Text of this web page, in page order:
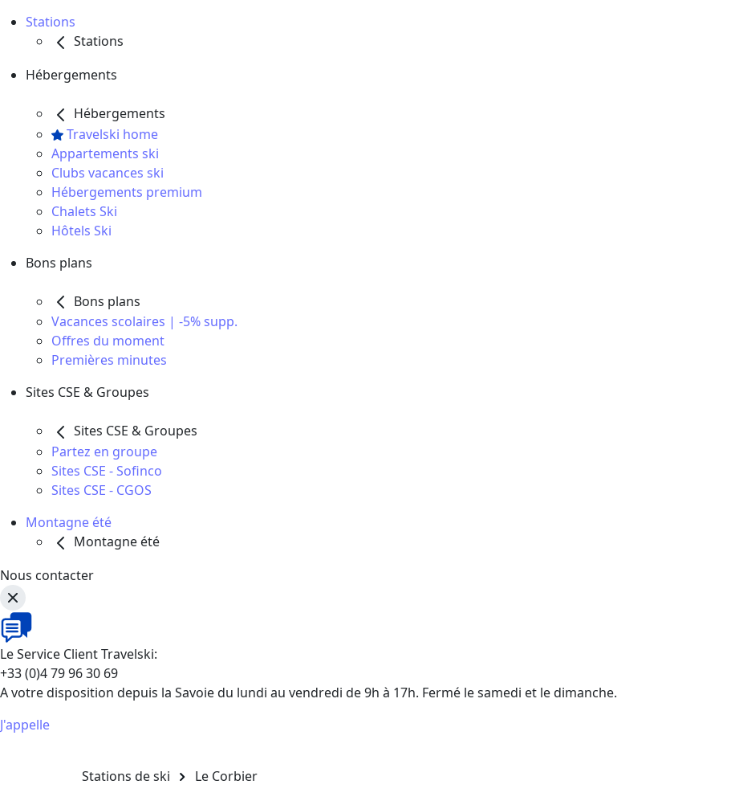
Stations
Stations
Hébergements
Hébergements
Travelski home
Appartements ski
Clubs vacances ski
Hébergements premium
Chalets Ski
Hôtels Ski
Bons plans
Bons plans
Vacances scolaires | -5% supp.
Offres du moment
Premières minutes
Sites CSE & Groupes
Sites CSE & Groupes
Partez en groupe
Sites CSE - Sofinco
Sites CSE - CGOS
Montagne été
Montagne été
Nous contacter
Le Service Client Travelski:
+33 (0)4 79 96 30 69
A votre disposition depuis la Savoie du lundi au vendredi de 9h à 17h. Fermé le samedi et le dimanche.
J'appelle
Stations de ski Le Corbier